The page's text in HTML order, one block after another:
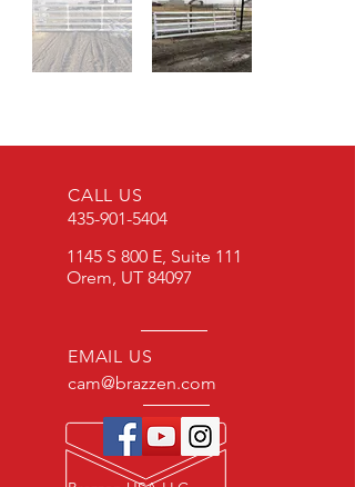
CALL US
435-901-5404
1145 S 800 E, Suite 111
Orem, UT 84097
EMAIL US
cam@brazzen.com